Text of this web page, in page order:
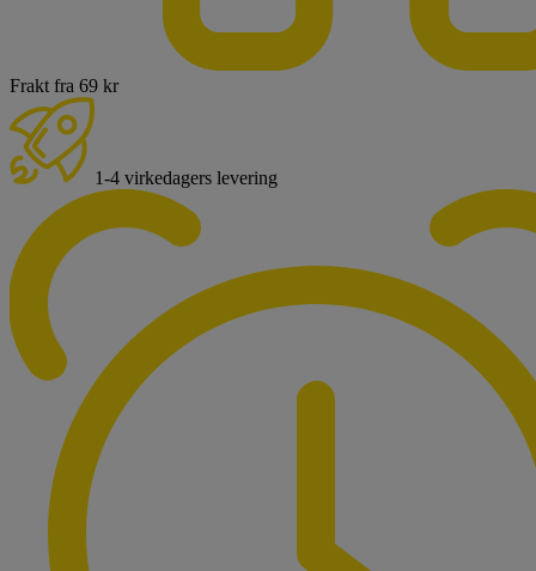
Frakt fra 69 kr
1-4 virkedagers levering